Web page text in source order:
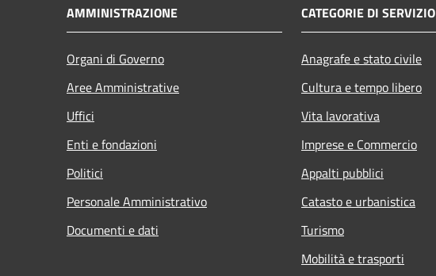
AMMINISTRAZIONE
Organi di Governo
Aree Amministrative
Uffici
Enti e fondazioni
Politici
Personale Amministrativo
Documenti e dati
CATEGORIE DI SERVIZIO
Anagrafe e stato civile
Cultura e tempo libero
Vita lavorativa
Imprese e Commercio
Appalti pubblici
Catasto e urbanistica
Turismo
Mobilità e trasporti